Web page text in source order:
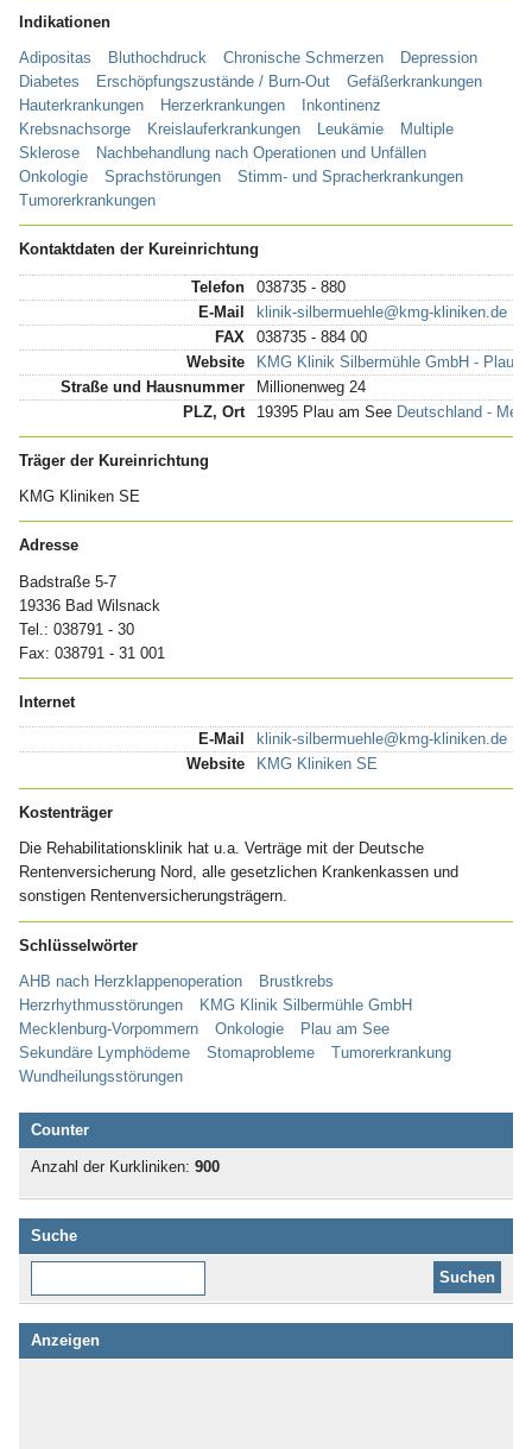
Indikationen
Adipositas Bluthochdruck Chronische Schmerzen
Depression
Diabetes
Erschöpfungszustände / Burn-Out
Gefäßerkrankungen
Hauterkrankungen
Herzerkrankungen
Inkontinenz
Krebsnachsorge
Kreislauferkrankungen Leukämie
Multiple
Sklerose
Nachbehandlung nach Operationen und Unfällen
Onkologie
Sprachstörungen
Stimm- und Spracherkrankungen
Tumorerkrankungen
Kontaktdaten der Kureinrichtung
Telefon
038735 - 880
E-Mail
klinik-silbermuehle@kmg-kliniken.de
FAX
038735 - 884 00
Website
KMG Klinik Silbermühle GmbH - Plau
Straße und Hausnummer
Millionenweg 24
PLZ, Ort
19395 Plau am See Deutschland -
Träger der Kureinrichtung
KMG Kliniken SE
Adresse
Badstraße 5-7
19336 Bad Wilsnack
Tel.: 038791 - 30
Fax: 038791 - 31 001
Internet
E-Mail
klinik-silbermuehle@kmg-kliniken.de
Website
KMG Kliniken SE
Kostenträger
Die Rehabilitationsklinik hat u.a. Verträge mit der Deutsche
Rentenversicherung Nord, alle gesetzlichen Krankenkassen und
sonstigen Rentenversicherungsträgern.
Schlüsselwörter
AHB nach Herzklappenoperation
Brustkrebs
Herzrhythmusstörungen
KMG Klinik Silbermühle GmbH
Mecklenburg-Vorpommern
Onkologie
Plau am See
Sekundäre Lymphödeme
Stomaprobleme
Tumorerkrankung
Wundheilungsstörungen
Counter
Anzahl der Kurkliniken: 900
Suche
Anzeigen